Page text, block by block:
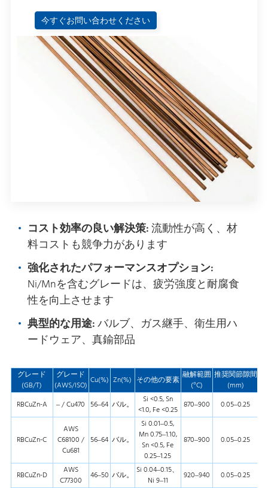
今すぐお問い合わせください
コスト効率の良い解決策:流動性が高く、材
料コストも競争力があります
強化されたパフォーマンスオプション:
Ni/Mnを含むグレードは、疲労強度と耐腐食
性を向上させます
典型的な用途:バルブ、ガス継手、衛生用ハ
ードウェア、真鍮部品
グレード
(GB/T)
グレード
(AWS/ISO) Cu(%) Zn(%) その他の要素 融解範囲
(°C)
推奨関節隙間
(mm)
RBCuZn-A
– / Cu470 56–64 バル。
Si <0.5, Sn
<1.0, Fe <0.25 870–900 0.05–0.25
RBCuZn-C
AWS
C68100 /
Cu681
56–64 バル。
Si 0.01–0.5,
Mn 0.75–1.10,
Sn <0.5, Fe
0.25–1.25
870–900 0.05–0.25
RBCuZn-D
AWS
C77300
46–50 バル。
Si 0.04–0.15、
Ni 9–11
920–940
0.05–0.25